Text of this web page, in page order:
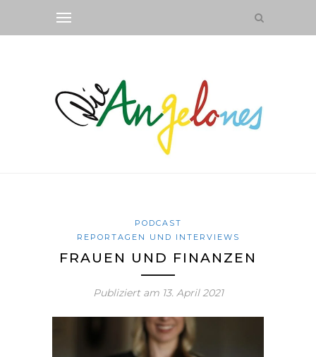
PODCAST
REPORTAGEN UND INTERVIEWS
FRAUEN UND FINANZEN
Publiziert am 13. April 2021